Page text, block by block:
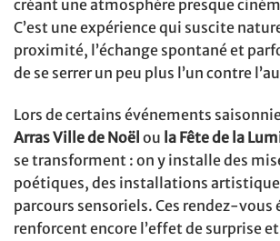
créant une atmosphère presque
C’est une expérience qui suscite
proximité, l’échange spontané et
de se serrer un peu plus l’un contre
Lors de certains événements
Arras Ville de Noël ou la Fête de la
se transforment : on y installe des
poétiques, des installations
parcours sensoriels. Ces rendez-vous
renforcent encore l’effet de surprise